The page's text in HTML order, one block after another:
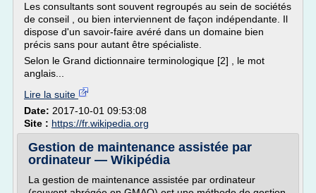
Les consultants sont souvent regroupés au sein de sociétés
de conseil , ou bien interviennent de façon indépendante. Il
dispose d'un savoir-faire avéré dans un domaine bien
précis sans pour autant être spécialiste.
Selon le Grand dictionnaire terminologique [2] , le mot
anglais...
Lire la suite
Date: 2017-10-01 09:53:08
Site : https://fr.wikipedia.org
Gestion de maintenance assistée par
ordinateur — Wikipédia
La gestion de maintenance assistée par ordinateur